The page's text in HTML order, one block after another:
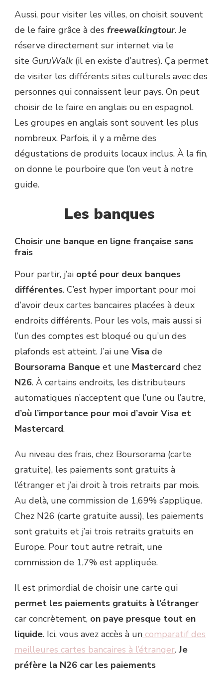
Aussi, pour visiter les villes, on choisit souvent
de le faire grâce à des freewalkingtour. Je
réserve directement sur internet via le
site GuruWalk (il en existe d’autres). Ça permet
de visiter les différents sites culturels avec des
personnes qui connaissent leur pays. On peut
choisir de le faire en anglais ou en espagnol.
Les groupes en anglais sont souvent les plus
nombreux. Parfois, il y a même des
dégustations de produits locaux inclus. À la fin,
on donne le pourboire que l’on veut à notre
guide.
Les banques
Choisir une banque en ligne française sans
frais
Pour partir, j’ai opté pour deux banques
différentes. C’est hyper important pour moi
d’avoir deux cartes bancaires placées à deux
endroits différents. Pour les vols, mais aussi si
l’un des comptes est bloqué ou qu’un des
plafonds est atteint. J’ai une Visa de
Boursorama Banque et une Mastercard chez
N26. À certains endroits, les distributeurs
automatiques n’acceptent que l’une ou l’autre,
d’où l’importance pour moi d’avoir Visa et
Mastercard.
Au niveau des frais, chez Boursorama (carte
gratuite), les paiements sont gratuits à
l’étranger et j’ai droit à trois retraits par mois.
Au delà, une commission de 1,69% s’applique.
Chez N26 (carte gratuite aussi), les paiements
sont gratuits et j’ai trois retraits gratuits en
Europe. Pour tout autre retrait, une
commission de 1,7% est appliquée.
Il est primordial de choisir une carte qui
permet les paiements gratuits à l’étranger
car concrètement, on paye presque tout en
liquide. Ici, vous avez accès à un comparatif des
meilleures cartes bancaires à l’étranger. Je
préfère la N26 car les paiements